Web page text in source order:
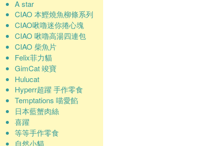
A star
CIAO 本鰹燒魚柳條系列
CIAO啾嚕迷你捲心塊
CIAO 啾嚕高湯四連包
CIAO 柴魚片
Felix菲力貓
GimCat 竣寶
Hulucat
Hyperr超躍 手作零食
Temptations 喵愛餡
日本藍蟹肉絲
喜躍
等等手作零食
自然小貓